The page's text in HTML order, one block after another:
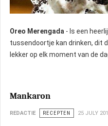
Oreo Merengada - Is een
tussendoortje kan drinken, dit
lekker op elk moment van de
Mankaron
REDACTIE RECEPTEN 25 JULY